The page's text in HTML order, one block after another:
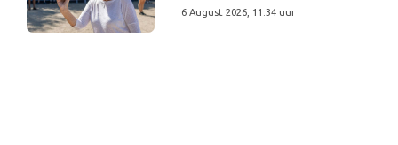
6 August 2026, 11:34 uur